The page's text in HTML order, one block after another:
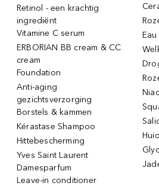
Retinol - een krachtig
ingrediënt
Vitamine C serum
ERBORIAN BB cream & CC
cream
Foundation
Anti-aging
gezichtsverzorging
Borstels & kammen
Kérastase Shampoo
Hittebescherming
Yves Saint Laurent
Damesparfum
Leave-in conditioner